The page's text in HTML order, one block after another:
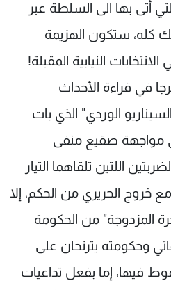
أتى بها الى السلطة عبر
كله، ستكون الهزيمة
النيابية المقبلة!
في قراءة الأحداث
الوردي" الذي بات
مواجهة صقيع منفى
اللتين تلقاهما التيار
خروج الحريري من الحكم، إلا
المزدوجة" من الحكومة
وحكومته يترنحان على
فيها، إما بفعل تداعيات
وظائف
تواصل معنا
شروط الإسـتخدام
سياسة الخصوصية